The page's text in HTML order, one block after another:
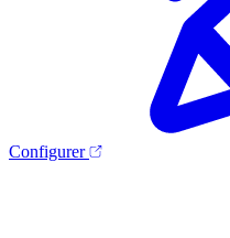
Configurer